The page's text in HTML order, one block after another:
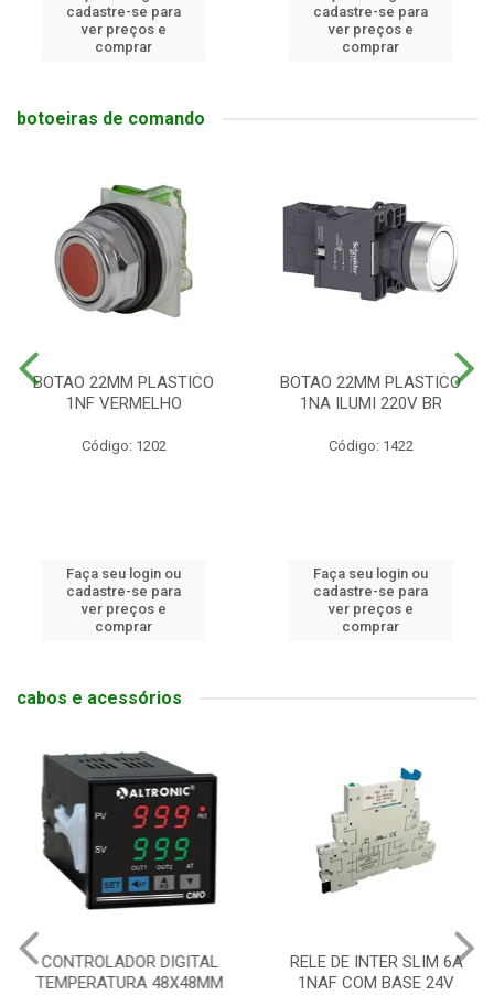
cadastre-se para
ver preços e
comprar
cadastre-se para
ver preços e
comprar
botoeiras de comando
BOTAO 22MM PLASTICO
1NF VERMELHO
Código: 1202
Faça seu login ou
cadastre-se para
ver preços e
comprar
BOTAO 22MM PLASTICO
1NA ILUMI 220V BR
Código: 1422
Faça seu login ou
cadastre-se para
ver preços e
comprar
cabos e acessórios
CONTROLADOR DIGITAL
TEMPERATURA 48X48MM
RELE DE INTER SLIM 6A
1NAF COM BASE 24V